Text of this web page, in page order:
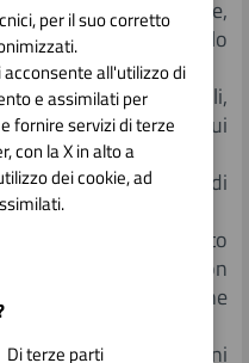
e tecnologie,
e di controllo
aspetti ambientali,
e dagli enti di cui
e la diffusione di
dell'ambiente;
periodico sullo stato
in raccordo con
statali e dell'Unione
di dati e informazioni
per il suo corretto
all'utilizzo di
e assimilati per
fornire servizi di terze
con la X in alto a
dei cookie, ad
Di terze parti